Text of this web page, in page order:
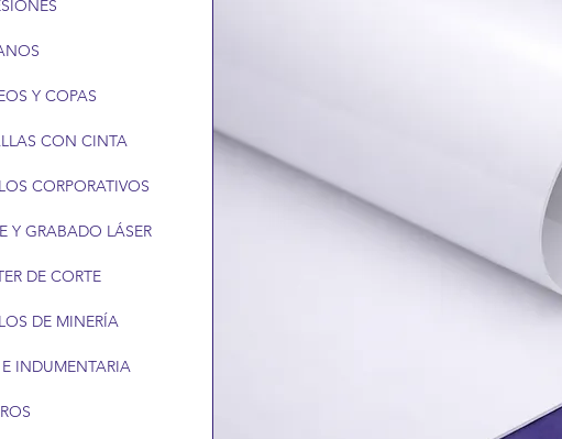
Y COPAS
CON CINTA
CORPORATIVOS
Y GRABADO LÁSER
DE CORTE
DE MINERÍA
INDUMENTARIA